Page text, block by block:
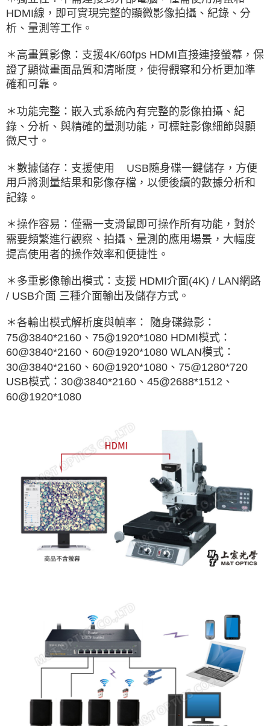
HDMI線，即可實現完整的顯微影像拍攝、紀錄、分
析、量測等工作。
＊高畫質影像：支援4K/60fps HDMI直接連接螢幕，保
證了顯微畫面品質和清晰度，使得觀察和分析更加準
確和可靠。
＊功能完整：嵌入式系統內有完整的影像拍攝、紀
錄、分析、與精確的量測功能，可標註影像細節與顯
微尺寸。
＊數據儲存：支援使用 USB隨身碟一鍵儲存，方便
用戶將測量結果和影像存檔，以便後續的數據分析和
記錄。
＊操作容易：僅需一支滑鼠即可操作所有功能，對於
需要頻繁進行觀察、拍攝、量測的應用場景，大幅度
提高使用者的操作效率和便捷性。
＊多重影像輸出模式：支援 HDMI介面(4K) / LAN網路
/ USB介面 三種介面輸出及儲存方式。
＊各輸出模式解析度與幀率： 隨身碟錄影：
75@3840*2160、75@1920*1080 HDMI模式：
60@3840*2160、60@1920*1080 WLAN模式：
30@3840*2160、60@1920*1080、75@1280*720
USB模式：30@3840*2160、45@2688*1512、
60@1920*1080